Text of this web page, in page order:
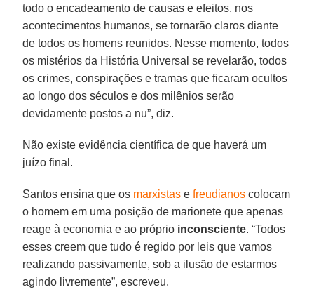
todo o encadeamento de causas e efeitos, nos
acontecimentos humanos, se tornarão claros diante
de todos os homens reunidos. Nesse momento, todos
os mistérios da História Universal se revelarão, todos
os crimes, conspirações e tramas que ficaram ocultos
ao longo dos séculos e dos milênios serão
devidamente postos a nu”, diz.
Não existe evidência científica de que haverá um
juízo final.
Santos ensina que os marxistas efreudianos colocam
o homem em uma posição de marionete que apenas
reage à economia e ao próprio inconsciente. “Todos
esses creem que tudo é regido por leis que vamos
realizando passivamente, sob a ilusão de estarmos
agindo livremente”, escreveu.